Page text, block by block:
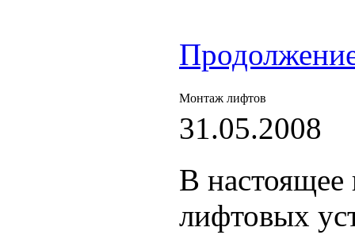
Монтаж лифтов
31.05.2008
В настоящее
лифтовых